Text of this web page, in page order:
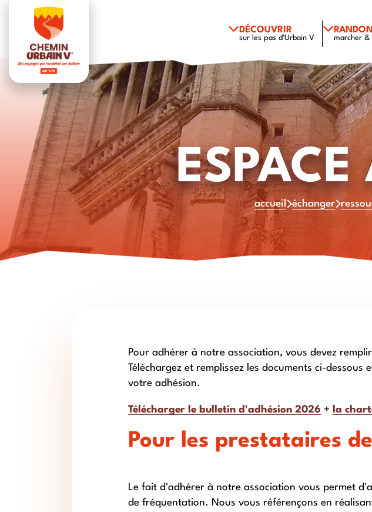
DÉCOUVRIR
sur les pas d'Urbain V marcher &
ESPACE
accueil échanger
Pour adhérer à notre association, vous devez
Téléchargez et remplissez les documents ci-
votre adhésion.
Télécharger le bulletin d'adhésion 2026 + la
Pour les prestataires
Le fait d'adhérer à notre association vous permet
de fréquentation. Nous vous référençons en